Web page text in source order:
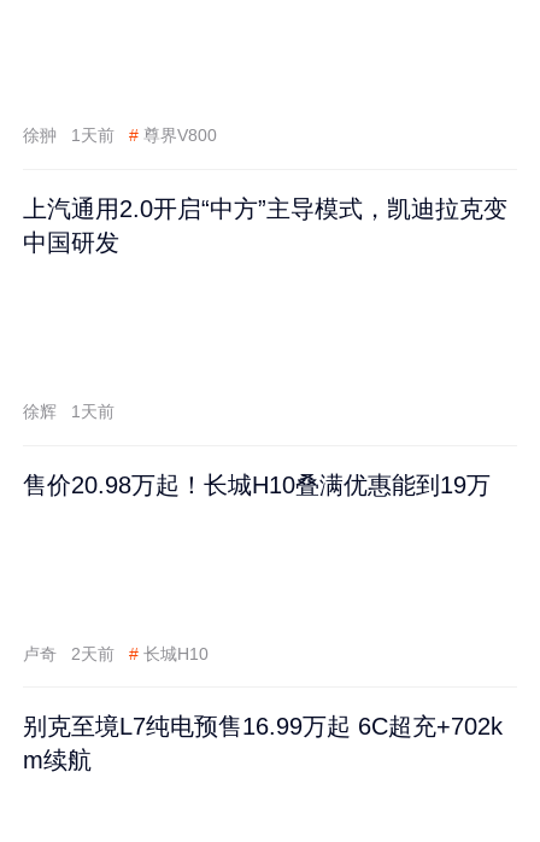
徐翀 1天前 # 尊界V800
上汽通用2.0开启“中方”主导模式，凯迪拉克变
中国研发
徐辉 1天前
售价20.98万起！长城H10叠满优惠能到19万
卢奇 2天前 # 长城H10
别克至境L7纯电预售16.99万起 6C超充+702k
m续航